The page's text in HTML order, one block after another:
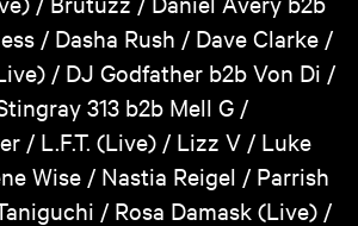
/ Dasha Rush / Dave Clarke /
/ DJ Godfather b2b Von Di /
313 b2b Mell G /
/ L.F.T. (Live) / Lizz V / Luke
Wise / Nastia Reigel / Parrish
/ Rosa Damask (Live) /